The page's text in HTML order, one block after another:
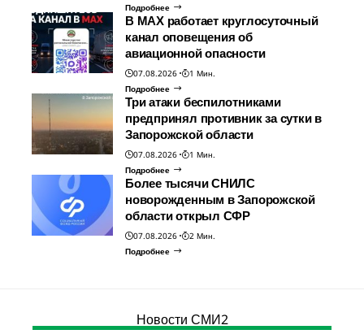
Подробнее
В МАХ работает круглосуточный
канал оповещения об
авиационной опасности
07.08.2026
1 Мин.
Подробнее
Три атаки беспилотниками
предпринял противник за сутки в
Запорожской области
07.08.2026
1 Мин.
Подробнее
Более тысячи СНИЛС
новорожденным в Запорожской
области открыл СФР
07.08.2026
2 Мин.
Подробнее
Новости СМИ2